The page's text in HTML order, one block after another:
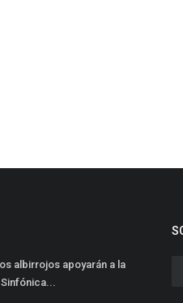
albirrojos apoyarán a la